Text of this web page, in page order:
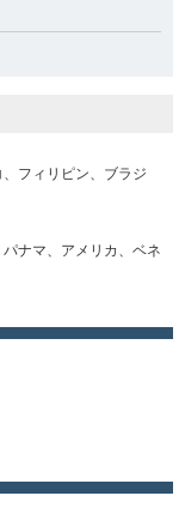
フィリピン、ブラジ
ナマ、アメリカ、ベネ